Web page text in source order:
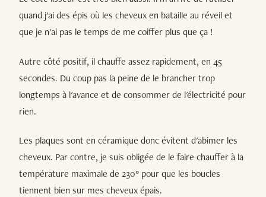
quand j'ai des épis où les cheveux en bataille au réveil et
que je n'ai pas le temps de me coiffer plus que ça !
Autre côté positif, il chauffe assez rapidement, en 45
secondes. Du coup pas la peine de le brancher trop
longtemps à l'avance et de consommer de l'électricité pour
rien.
Les plaques sont en céramique donc évitent d'abimer les
cheveux. Par contre, je suis obligée de le faire chauffer à la
température maximale de 230° pour que les boucles
tiennent bien sur mes cheveux épais.